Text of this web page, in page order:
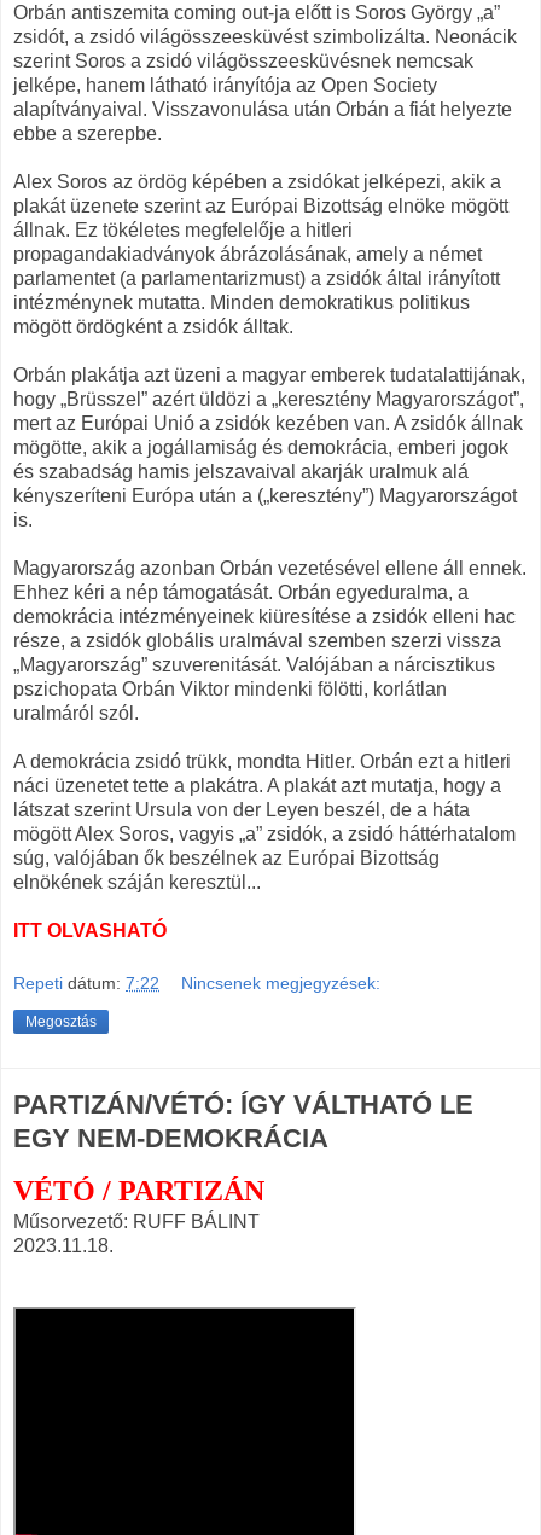
Orbán antiszemita coming out-ja előtt is Soros György „a”
zsidót, a zsidó világösszeesküvést szimbolizálta. Neonácik
szerint Soros a zsidó világösszeesküvésnek nemcsak
jelképe, hanem látható irányítója az Open Society
alapítványaival. Visszavonulása után Orbán a fiát helyezte
ebbe a szerepbe.
Alex Soros az ördög képében a zsidókat jelképezi, akik a
plakát üzenete szerint az Európai Bizottság elnöke mögött
állnak. Ez tökéletes megfelelője a hitleri
propagandakiadványok ábrázolásának, amely a német
parlamentet (a parlamentarizmust) a zsidók által irányított
intézménynek mutatta. Minden demokratikus politikus
mögött ördögként a zsidók álltak.
Orbán plakátja azt üzeni a magyar emberek tudatalattijának,
hogy „Brüsszel” azért üldözi a „keresztény Magyarországot”,
mert az Európai Unió a zsidók kezében van. A zsidók állnak
mögötte, akik a jogállamiság és demokrácia, emberi jogok
és szabadság hamis jelszavaival akarják uralmuk alá
kényszeríteni Európa után a („keresztény”) Magyarországot
is.
Magyarország azonban Orbán vezetésével ellene áll ennek.
Ehhez kéri a nép támogatását. Orbán egyeduralma, a
demokrácia intézményeinek kiüresítése a zsidók elleni hac
része, a zsidók globális uralmával szemben szerzi vissza
„Magyarország” szuverenitását. Valójában a nárcisztikus
pszichopata Orbán Viktor mindenki fölötti, korlátlan
uralmáról szól.
A demokrácia zsidó trükk, mondta Hitler. Orbán ezt a hitleri
náci üzenetet tette a plakátra. A plakát azt mutatja, hogy a
látszat szerint Ursula von der Leyen beszél, de a háta
mögött Alex Soros, vagyis „a” zsidók, a zsidó háttérhatalom
súg, valójában ők beszélnek az Európai Bizottság
elnökének száján keresztül...
ITT OLVASHATÓ
Repeti dátum: 7:22 Nincsenek megjegyzések:
Megosztás
PARTIZÁN/VÉTÓ: ÍGY VÁLTHATÓ LE
EGY NEM-DEMOKRÁCIA
VÉTÓ / PARTIZÁN
Műsorvezető: RUFF BÁLINT
2023.11.18.